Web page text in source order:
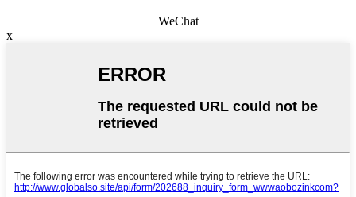
WeChat
x